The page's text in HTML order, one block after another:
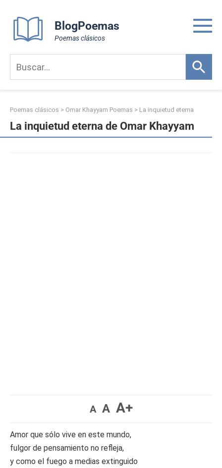
content
BlogPoemas
Poemas clásicos
Poemas clásicos > Omar Khayyam Poemas > La inquietud eterna
La inquietud eterna de Omar Khayyam
A A A+
Amor que sólo vive en este mundo,
fulgor de pensamiento no refleja,
y como el fuego a medias extinguido